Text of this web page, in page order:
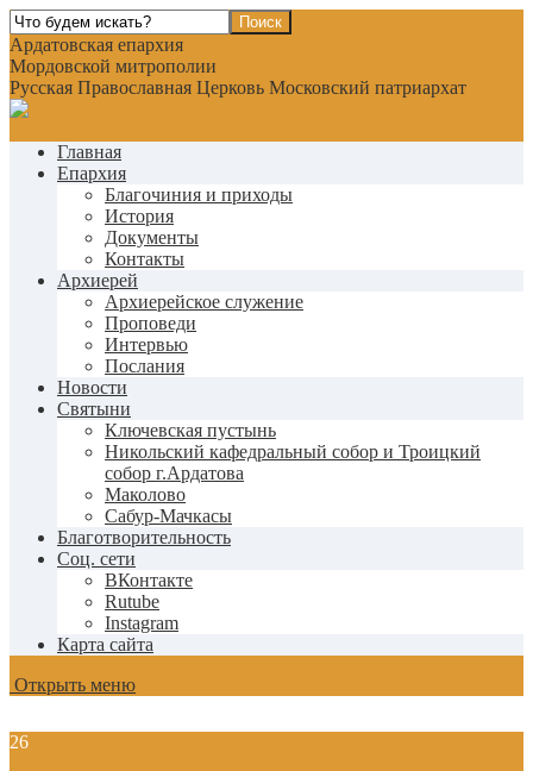
Ардатовская епархия
Мордовской митрополии
Русская Православная Церковь Московский патриархат
Главная
Епархия
Благочиния и приходы
История
Документы
Контакты
Архиерей
Архиерейское служение
Проповеди
Интервью
Послания
Новости
Святыни
Ключевская пустынь
Никольский кафедральный собор и Троицкий
собор г.Ардатова
Маколово
Сабур-Мачкасы
Благотворительность
Соц. сети
ВКонтакте
Rutube
Instagram
Карта сайта
Открыть меню
26